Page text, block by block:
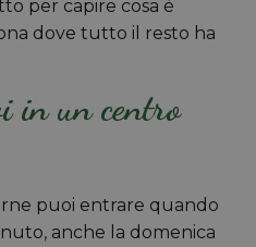
per capire cosa è
dove tutto il resto ha
in un centro
puoi entrare quando
anche la domenica